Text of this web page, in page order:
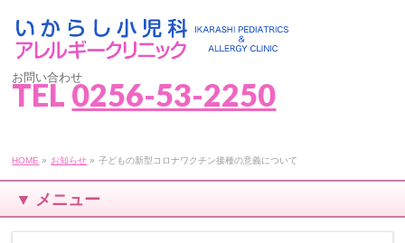
お問い合わせ
TEL0256-53-2250
HOME » お知らせ » 子どもの新型コロナワクチン接種の意義について
▼ メニュー